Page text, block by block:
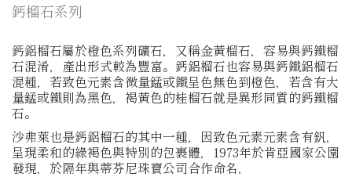
鈣榴石系列
鈣鋁榴石屬於橙色系列礦石，又稱金黃榴石，容易與鈣鐵榴
石混淆，產出形式較為豐富。鈣鋁榴石也容易與鈣鐵鋁榴石
混種，若致色元素含微量錳或鐵呈色無色到橙色，若含有大
量錳或鐵則為黑色，褐黃色的桂榴石就是異形同質的鈣鐵榴
石。
沙弗萊也是鈣鋁榴石的其中一種，因致色元素元素含有釩，
呈現柔和的綠褐色與特別的包裹體，1973年於肯亞國家公園
發現，於隔年與蒂芬尼珠寶公司合作命名，